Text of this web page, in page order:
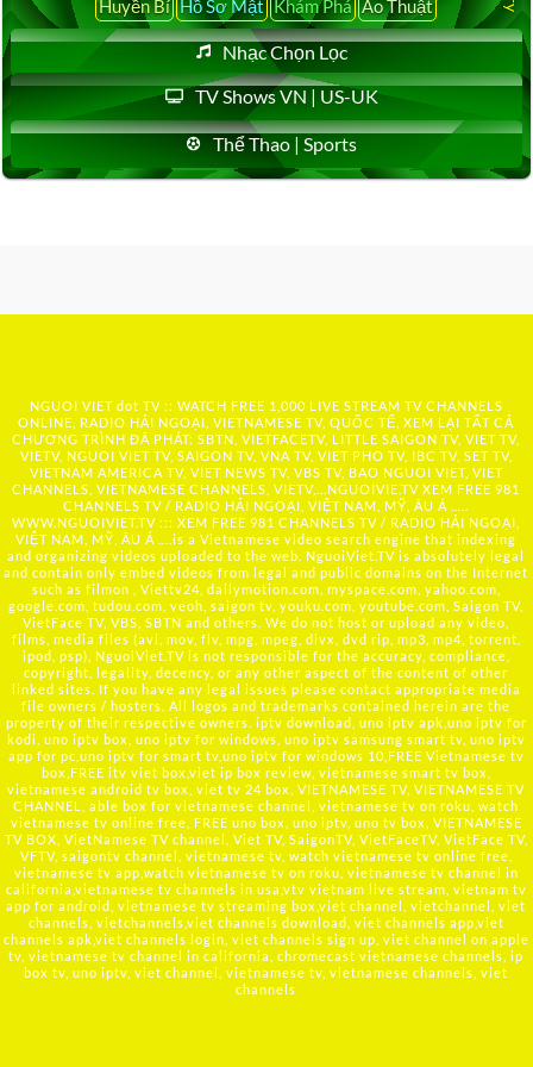
Huyền Bí Hồ Sơ Mật Khám Phá Ảo Thuật
Nhạc Chọn Lọc
TV Shows VN | US-UK
Thể Thao | Sports
NGUOI VIET dot TV :: WATCH FREE 1,000 LIVE STREAM TV CHANNELS
ONLINE, RADIO HẢI NGOẠI, VIETNAMESE TV, QUỐC TẾ, XEM LẠI TẤT CẢ
CHƯƠNG TRÌNH ĐÃ PHÁT: SBTN, VIETFACETV, LITTLE SAIGON TV, VIET TV,
VIETV, NGUOI VIET TV, SAIGON TV, VNA TV, VIET PHO TV, IBC TV, SET TV,
VIETNAM AMERICA TV, VIET NEWS TV, VBS TV, BAO NGUOI VIET, VIET
CHANNELS, VIETNAMESE CHANNELS, VIETV,... NGUOIVIE.TV XEM FREE 981
CHANNELS TV / RADIO HẢI NGOẠI, VIỆT NAM, MỸ, ÂU Á …..
WWW.NGUOIVIET.TV ::: XEM FREE 981 CHANNELS TV / RADIO HẢI NGOẠI,
VIỆT NAM, MỸ, ÂU Á ….is a Vietnamese video search engine that indexing
and organizing videos uploaded to the web. NguoiViet.TV is absolutely legal
and contain only embed videos from legal and public domains on the Internet
such as filmon , Viettv24, dailymotion.com, myspace.com, yahoo.com,
google.com, tudou.com, veoh, saigon tv, youku.com, youtube.com, Saigon TV,
VietFace TV, VBS, SBTN and others. We do not host or upload any video,
films, media files (avi, mov, flv, mpg, mpeg, divx, dvd rip, mp3, mp4, torrent,
ipod, psp), NguoiViet.TV is not responsible for the accuracy, compliance,
copyright, legality, decency, or any other aspect of the content of other
linked sites. If you have any legal issues please contact appropriate media
file owners / hosters. All logos and trademarks contained herein are the
property of their respective owners. iptv download, uno iptv apk,uno iptv for
kodi, uno iptv box, uno iptv for windows, uno iptv samsung smart tv, uno iptv
app for pc,uno iptv for smart tv,uno iptv for windows 10,FREE Vietnamese tv
box,FREE itv viet box,viet ip box review, vietnamese smart tv box,
vietnamese android tv box, viet tv 24 box, VIETNAMESE TV, VIETNAMESE TV
CHANNEL, able box for vietnamese channel, vietnamese tv on roku, watch
vietnamese tv online free, FREE uno box, uno iptv, uno tv box, VIETNAMESE
TV BOX, VietNamese TV channel, Viet TV, SaigonTV, VietFaceTV, VietFace TV,
VFTV, saigontv channel, vietnamese tv, watch vietnamese tv online free,
vietnamese tv app,watch vietnamese tv on roku, vietnamese tv channel in
california,vietnamese tv channels in usa,vtv vietnam live stream, vietnam tv
app for android, vietnamese tv streaming box,viet channel, vietchannel, viet
channels, vietchannels,viet channels download, viet channels app,viet
channels apk,viet channels login, viet channels sign up, viet channel on apple
tv, vietnamese tv channel in california, chromecast vietnamese channels, ip
box tv, uno iptv, viet channel, vietnamese tv, vietnamese channels, viet
channels